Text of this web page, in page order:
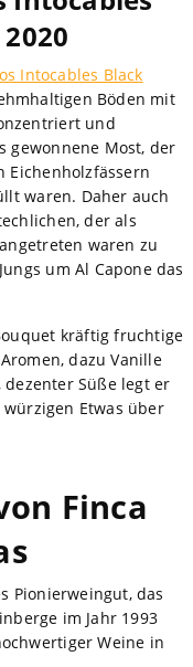
Intocables Black
Böden mit
und
gewonnene Most, der
Eichenholzfässern
waren. Daher auch
der als
waren zu
um Al Capone das
kräftig fruchtige
dazu Vanille
Süße legt er
Etwas über
Finca
Pionierweingut, das
im Jahr 1993
Weine in